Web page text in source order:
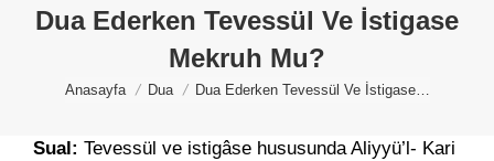
Dua Ederken Tevessül Ve İstigase
Mekruh Mu?
You are here:
Anasayfa Dua Dua Ederken Tevessül Ve İstigase…
Sual: Tevessül ve istigâse hususunda Aliyyü’l- Kari